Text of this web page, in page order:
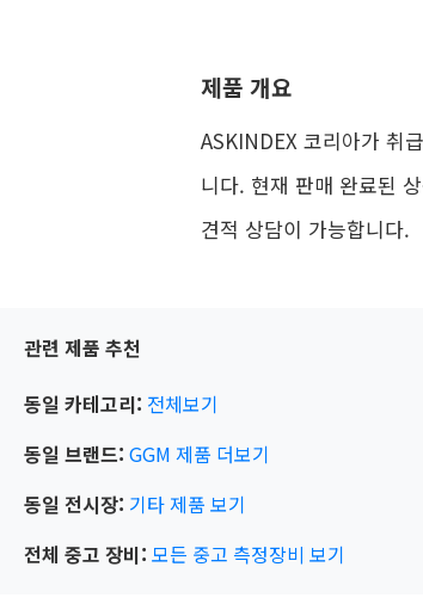
제품 개요
ASKINDEX 코리아가 취
니다. 현재 판매 완료된
견적 상담이 가능합니다.
관련 제품 추천
동일 카테고리: 전체보기
동일 브랜드: GGM 제품 더보기
동일 전시장: 기타제품 보기
전체 중고 장비: 모든 중고 측정장비 보기